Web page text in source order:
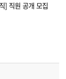
] 직원 공개 모집